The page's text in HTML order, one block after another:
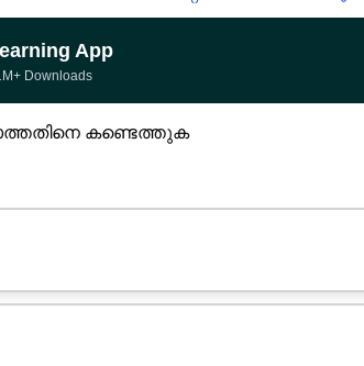
App
Downloads
കണ്ടെത്തുക